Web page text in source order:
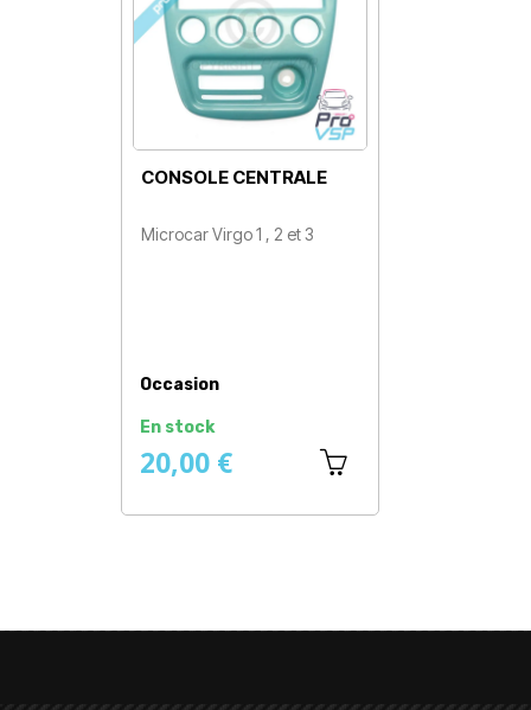
CONSOLE CENTRALE
Microcar Virgo 1 , 2 et 3
Occasion
En stock
20,00 €